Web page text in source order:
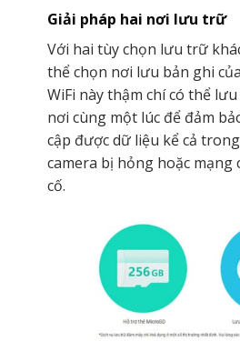
Giải pháp hai nơi lưu trữ
Với hai tùy chọn lưu trữ
thể chọn nơi lưu bản ghi
WiFi này thậm chí có thể
nơi cùng một lúc để đảm
cập được dữ liệu kể cả
camera bị hỏng hoặc mạng
cố.